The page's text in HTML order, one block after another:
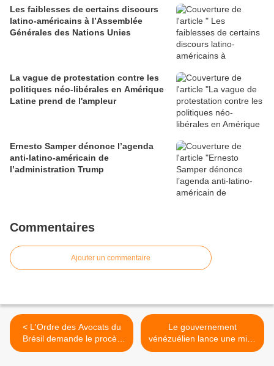
Les faiblesses de certains discours
latino-américains à l’Assemblée
Générales des Nations Unies
La vague de protestation contre les
politiques néo-libérales en Amérique
Latine prend de l'ampleur
Ernesto Samper dénonce l’agenda
anti-latino-américain de
l’administration Trump
Commentaires
Ajouter un commentaire
< L'Ordre des Avocats du
Brésil demande le procès
politique du président
Le gouvernement
vénézuélien lance une mise
en garde contre l'existence